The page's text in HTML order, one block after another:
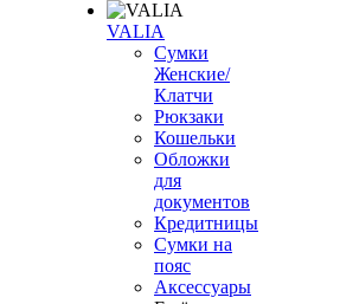
VALIA
Сумки
Женские/
Клатчи
Рюкзаки
Кошельки
Обложки
для
документов
Кредитницы
Сумки на
пояс
Аксессуары